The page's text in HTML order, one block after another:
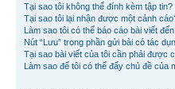
Tại sao tôi không thể đính kèm tập tin?
Tại sao tôi lại nhận được một cảnh
Làm sao tôi có thể báo cáo bài viết
Nút “Lưu” trong phần gửi bài có tác
Tại sao bài viết của tôi cần phải được
Làm sao để tôi có thể đẩy chủ đề của